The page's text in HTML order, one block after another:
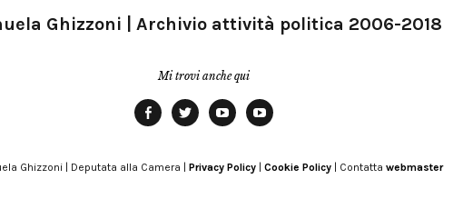
Ghizzoni | Archivio attività politica 2006-2018
Mi trovi anche qui
Modena
Ghizzoni | Deputata alla Camera | Privacy Policy Cookie Policy | Contatta webmaster